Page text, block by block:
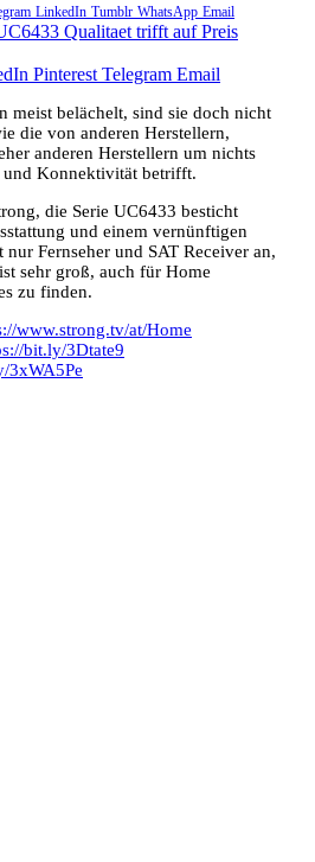
LinkedIn Tumblr WhatsApp Email
Pinterest Telegram Email
meist belächelt, sind sie doch nicht
die von anderen Herstellern,
anderen Herstellern um nichts
Konnektivität betrifft.
die Serie UC6433 besticht
und einem vernünftigen
Fernseher und SAT Receiver an,
sehr groß, auch für Home
zu finden.
www.strong.tv/at/Home
bit.ly/3Dtate9
3xWA5Pe